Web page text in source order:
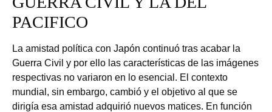
PACIFICO
La amistad política con Japón continuó tras acabar la
Guerra Civil y por ello las características de las imágenes
respectivas no variaron en lo esencial. El contexto
mundial, sin embargo, cambió y el objetivo al que se
dirigía esa amistad adquirió nuevos matices. En función